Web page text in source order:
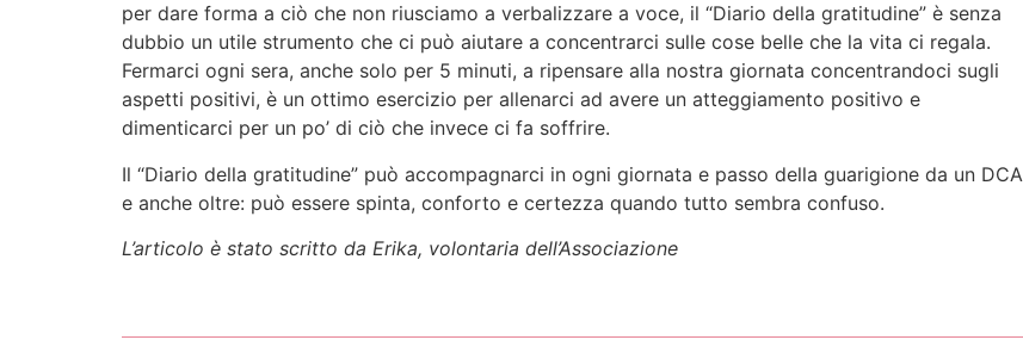
per dare forma a ciò che non riusciamo a verbalizzare a voce, il “Diario della gratitudine” è senza
dubbio un utile strumento che ci può aiutare a concentrarci sulle cose belle che la vita ci regala.
Fermarci ogni sera, anche solo per 5 minuti, a ripensare alla nostra giornata concentrandoci sugli
aspetti positivi, è un ottimo esercizio per allenarci ad avere un atteggiamento positivo e
dimenticarci per un po’ di ciò che invece ci fa soffrire.
Il “Diario della gratitudine” può accompagnarci in ogni giornata e passo della guarigione da un DCA
e anche oltre: può essere spinta, conforto e certezza quando tutto sembra confuso.
L’articolo è stato scritto da Erika, volontaria dell’Associazione